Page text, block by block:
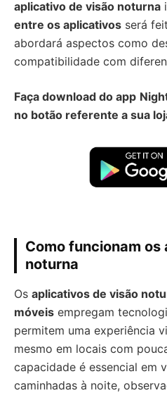
aplicativo de visão noturna
entre os aplicativos será
abordará aspectos como
compatibilidade com
Faça download do app
no botão referente a sua
Como funcionam
noturna
Os aplicativos de visão
móveis empregam
permitem uma experiência
mesmo em locais com
capacidade é essencial em
caminhadas à noite,